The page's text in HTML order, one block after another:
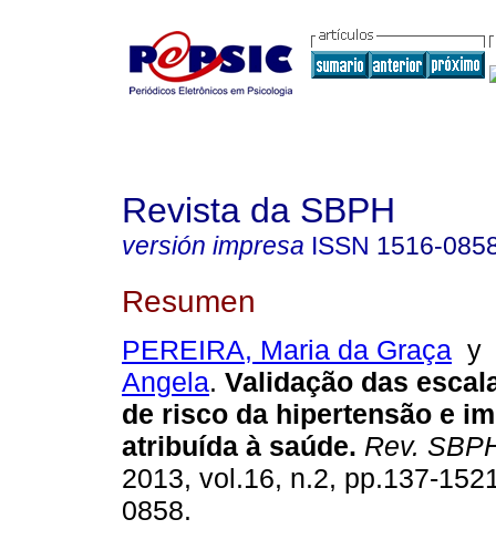
Revista da SBPH
versión impresa ISSN 1516-
Resumen
PEREIRA, Maria da Graça y
Angela. Validação das
de risco da hipertensão e
atribuída à saúde. Rev.
2013, vol.16, n.2, pp.137-
0858.